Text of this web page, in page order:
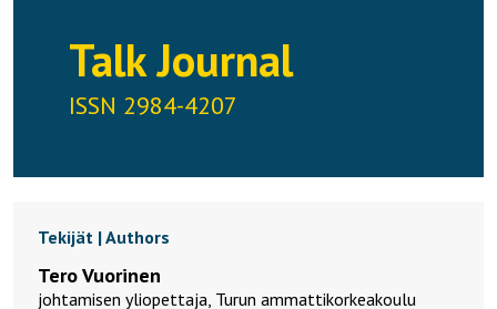
Talk Journal
ISSN 2984-4207
Tekijät | Authors
Tero Vuorinen
johtamisen yliopettaja, Turun ammattikorkeakoulu